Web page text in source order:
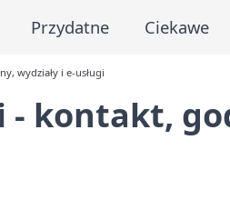
Przydatne Ciekawe
wydziały i e-usługi
- kontakt,